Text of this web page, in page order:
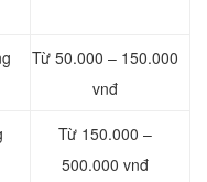
Từ 50.000 – 150.000
vnđ
Từ 150.000 –
500.000 vnđ